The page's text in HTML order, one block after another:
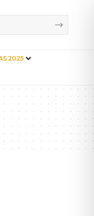
2025